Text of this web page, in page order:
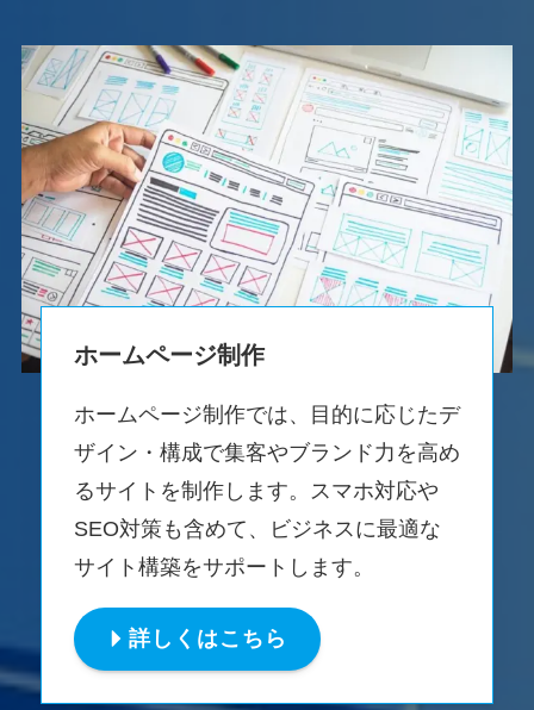
ホームページ制作
ホームページ制作では、目的に応じたデ
ザイン・構成で集客やブランド力を高め
るサイトを制作します。スマホ対応や
SEO対策も含めて、ビジネスに最適な
サイト構築をサポートします。
詳しくはこちら